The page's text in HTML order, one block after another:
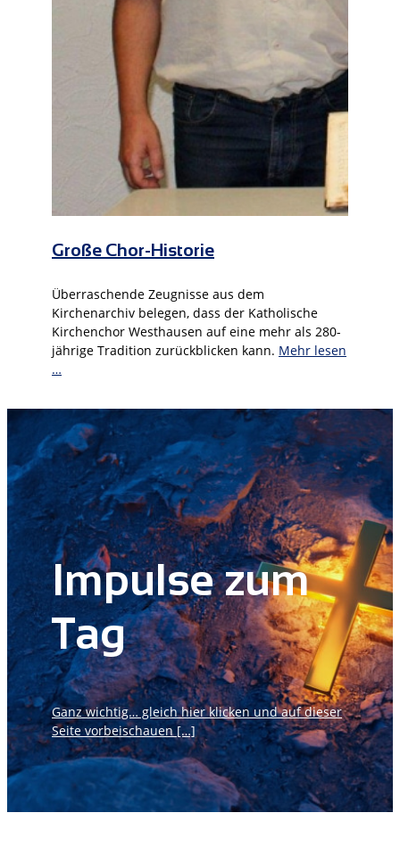
Große Chor-Historie
Überraschende Zeugnisse aus dem
Kirchenarchiv belegen, dass der Katholische
Kirchenchor Westhausen auf eine mehr als 280-
jährige Tradition zurückblicken kann. Mehr lesen
…
Impulse zum
Tag
Ganz wichtig… gleich hier klicken und auf dieser
Seite vorbeischauen […]